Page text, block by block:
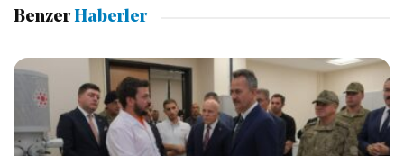
Benzer Haberler